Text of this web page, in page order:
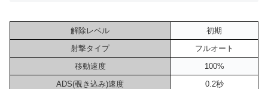
解除レベル
初期
射撃タイプ
フルオート
移動速度
100%
ADS(覗き込み)速度
0.2秒